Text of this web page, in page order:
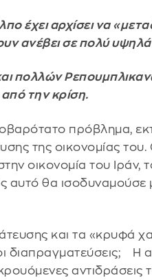
έχει αρχίσει να
ανέβει σε πολύ
πολλών
την κρίση.
πρόβλημα,
της οικονομίας του.
οικονομία του Ιράν,
αυτό θα ισοδυναμούσε
και τα «κρυφά
διαπραγματεύσεις; Η
αντιδράσεις